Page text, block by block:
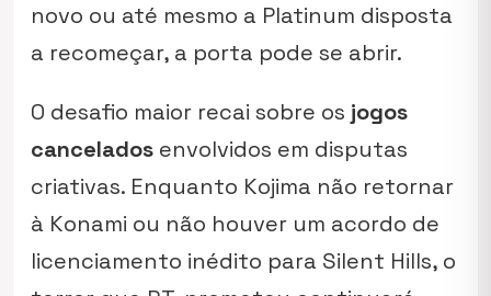
novo ou até mesmo a Platinum disposta
a recomeçar, a porta pode se abrir.
O desafio maior recai sobre os jogos
cancelados envolvidos em disputas
criativas. Enquanto Kojima não retornar
à Konami ou não houver um acordo de
licenciamento inédito para Silent Hills, o